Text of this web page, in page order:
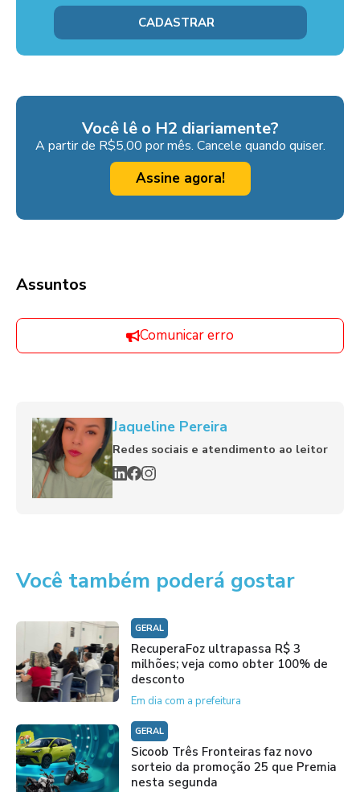
Você lê o H2 diariamente?
A partir de R$5,00 por mês. Cancele quando quiser.
Assine agora!
Assuntos
Comunicar erro
Jaqueline Pereira
Redes sociais e atendimento ao leitor
Você também poderá gostar
GERAL
RecuperaFoz ultrapassa R$ 3
milhões; veja como obter 100% de
desconto
Em dia com a prefeitura
GERAL
Sicoob Três Fronteiras faz novo
sorteio da promoção 25 que Premia
nesta segunda